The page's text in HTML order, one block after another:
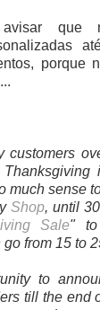
avisar que
porque
customers
much sense
Shop, until
Sale" to
from 15 to
to
till the end